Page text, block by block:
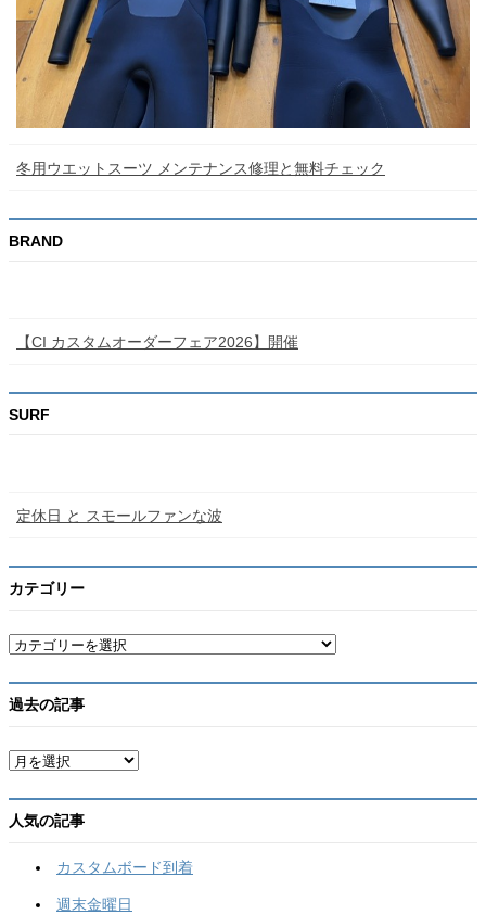
冬用ウエットスーツ メンテナンス修理と無料チェック
BRAND
【CI カスタムオーダーフェア2026】開催
SURF
定休日 と スモールファンな波
カテゴリー
カ
テ
リ
ー
過去の記事
ア
ー
イ
ブ
人気の記事
カスタムボード到着
週末金曜日